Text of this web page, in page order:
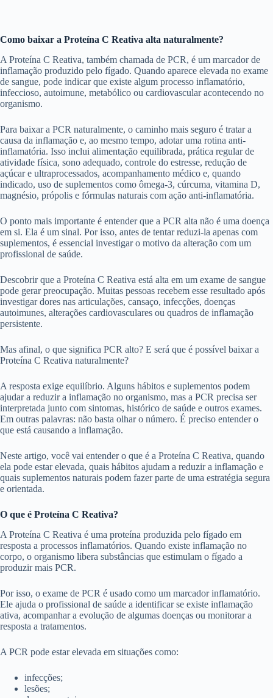
Como baixar a Proteína C Reativa alta naturalmente?
A Proteína C Reativa, também chamada de PCR, é um marcador de
inflamação produzido pelo fígado. Quando aparece elevada no exame
de sangue, pode indicar que existe algum processo inflamatório,
infeccioso, autoimune, metabólico ou cardiovascular acontecendo no
organismo.
Para baixar a PCR naturalmente, o caminho mais seguro é tratar a
causa da inflamação e, ao mesmo tempo, adotar uma rotina anti-
inflamatória. Isso inclui alimentação equilibrada, prática regular de
atividade física, sono adequado, controle do estresse, redução de
açúcar e ultraprocessados, acompanhamento médico e, quando
indicado, uso de suplementos como ômega-3, cúrcuma, vitamina D,
magnésio, própolis e fórmulas naturais com ação anti-inflamatória.
O ponto mais importante é entender que a PCR alta não é uma doença
em si. Ela é um sinal. Por isso, antes de tentar reduzi-la apenas com
suplementos, é essencial investigar o motivo da alteração com um
profissional de saúde.
Descobrir que a Proteína C Reativa está alta em um exame de sangue
pode gerar preocupação. Muitas pessoas recebem esse resultado após
investigar dores nas articulações, cansaço, infecções, doenças
autoimunes, alterações cardiovasculares ou quadros de inflamação
persistente.
Mas afinal, o que significa PCR alto? E será que é possível baixar a
Proteína C Reativa naturalmente?
A resposta exige equilíbrio. Alguns hábitos e suplementos podem
ajudar a reduzir a inflamação no organismo, mas a PCR precisa ser
interpretada junto com sintomas, histórico de saúde e outros exames.
Em outras palavras: não basta olhar o número. É preciso entender o
que está causando a inflamação.
Neste artigo, você vai entender o que é a Proteína C Reativa, quando
ela pode estar elevada, quais hábitos ajudam a reduzir a inflamação e
quais suplementos naturais podem fazer parte de uma estratégia segura
e orientada.
O que é Proteína C Reativa?
A Proteína C Reativa é uma proteína produzida pelo fígado em
resposta a processos inflamatórios. Quando existe inflamação no
corpo, o organismo libera substâncias que estimulam o fígado a
produzir mais PCR.
Por isso, o exame de PCR é usado como um marcador inflamatório.
Ele ajuda o profissional de saúde a identificar se existe inflamação
ativa, acompanhar a evolução de algumas doenças ou monitorar a
resposta a tratamentos.
A PCR pode estar elevada em situações como:
infecções;
lesões;